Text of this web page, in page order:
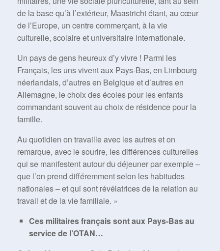
de la base qu’à l’extérieur, Maastricht étant, au cœur
de l’Europe, un centre commerçant, à la vie
culturelle, scolaire et universitaire internationale.
Un pays de gens heureux d’y vivre ! Parmi les
Français, les uns vivent aux Pays-Bas, en Limbourg
néerlandais, d’autres en Belgique et d’autres en
Allemagne, le choix des écoles pour les enfants
commandant souvent au choix de résidence pour la
famille.
Au quotidien on travaille avec les autres et on
remarque, avec le sourire, les différences culturelles
qui se manifestent autour du déjeuner par exemple –
que l’on prend différemment selon les habitudes
nationales – et qui sont révélatrices de la relation au
travail et de la vie familiale. »
Ces militaires français sont aux Pays-Bas au
service de l’OTAN…